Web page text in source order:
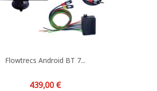
Flowtrecs Android BT 7...
Prix
439,00 €